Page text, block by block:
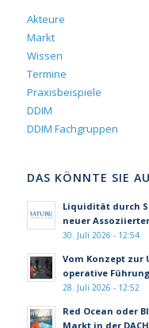
Akteure
Markt
Wissen
Termine
Praxisbeispiele
DDIM
DDIM Fachgruppen
DAS KÖNNTE SIE
Liquidität durch
neuer
30. Juli 2026 - 12:54
Vom Konzept zur
operative
28. Juli 2026 - 12:52
Red Ocean oder
Markt in der